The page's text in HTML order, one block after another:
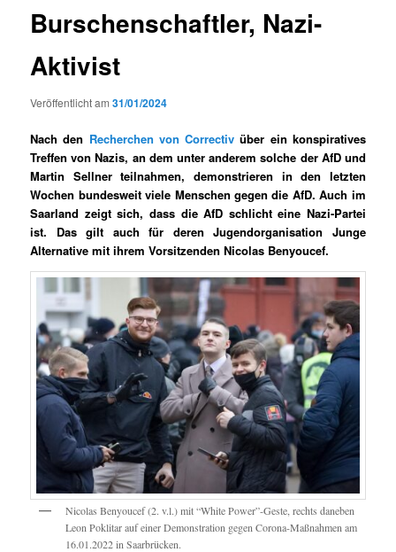
Burschenschaftler, Nazi-
Aktivist
Veröffentlicht am31/01/2024
Nach den Recherchen von Correctiv über ein konspiratives
Treffen von Nazis, an dem unter anderem solche der AfD und
Martin Sellner teilnahmen, demonstrieren in den letzten
Wochen bundesweit viele Menschen gegen die AfD. Auch im
Saarland zeigt sich, dass die AfD schlicht eine Nazi-Partei
ist. Das gilt auch für deren Jugendorganisation Junge
Alternative mit ihrem Vorsitzenden Nicolas Benyoucef.
Nico­las Beny­oucef (2. v.l.) mit “White Power”-Geste, rechts daneben
Leon Pok­l­i­tar auf ein­er Demon­stra­tion gegen Coro­na-Maß­nah­men am
16.01.2022 in Saar­brück­en.